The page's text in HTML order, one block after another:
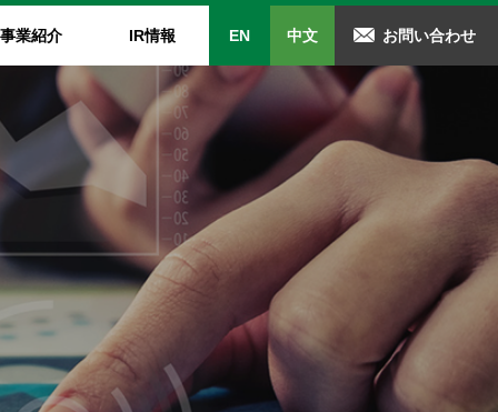
カタログ・動画
カタログダウンロード
動画
事業紹介
サイエンス事業
IR情報
レンダー 株式について
株式情報
株主総会
電子公告
EN 中文 お問い合わせ